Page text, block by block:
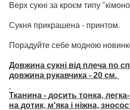
Верх сукні за кроєм типу
Сукня прикрашена - принтом.
Порадуйте себе модною
Довжина сукні від плеча по
довжина рукавчика - 20 см.
Тканина - досить тонка,
на дотик, м'яка і ніжна,